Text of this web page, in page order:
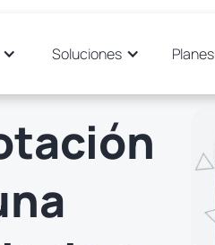
Soluciones Planes